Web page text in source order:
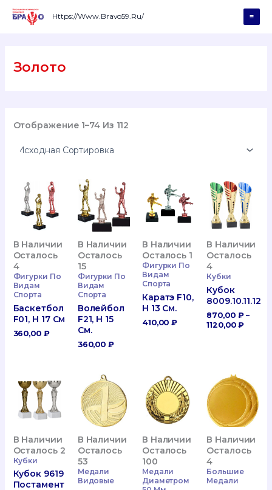
Содержимому
Https://www.bravo59.ru/
Золото
Отображение 1–74 Из 112
В Наличии
Осталось
4
Фигурки По
Видам
Спорта
Баскетбол
F01, H 17 См
360,00 ₽
В Наличии
Осталось
15
Фигурки По
Видам
Спорта
Волейбол
F21, H 15
См.
360,00₽
В Наличии
Осталось 1
Фигурки По
Видам
Спорта
Каратэ F10,
H 13 См.
410,00₽
В Наличии
Осталось
4
Кубки
Кубок
8009.10.11.12
870,00 ₽ –
1120,00₽
В Наличии
Осталось 2
Кубки
Кубок 9619
Постамент
В Наличии
Осталось
53
Медали
Видовые
В Наличии
Осталось
100
Медали
Диаметром
В Наличии
Осталось
4
Большие
Медали